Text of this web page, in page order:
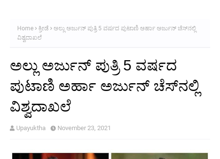
Home ಕ್ರೀಡೆ
ಅಲ್ಲು ಅರ್ಜುನ್ ಪುತ್ರಿ 5 ವರ್ಷದ ಪುಟಾಣಿ ಅರ್ಹಾ ಅರ್ಜುನ್ ಚೆಸ್‌ನಲ್ಲಿ
ವಿಶ್ವದಾಖಲೆ
ಅಲ್ಲು ಅರ್ಜುನ್ ಪುತ್ರಿ 5 ವರ್ಷದ
ಪುಟಾಣಿ ಅರ್ಹಾ ಅರ್ಜುನ್ ಚೆಸ್‌ನಲ್ಲಿ
ವಿಶ್ವದಾಖಲೆ
Upayuktha November 23, 2021